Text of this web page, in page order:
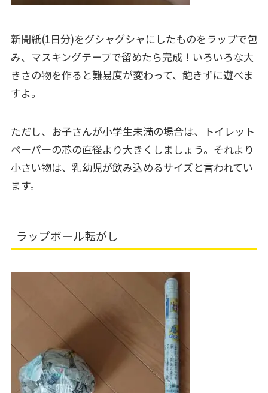
新聞紙(1日分)をグシャグシャにしたものをラップで包
み、マスキングテープで留めたら完成！いろいろな大
きさの物を作ると難易度が変わって、飽きずに遊べま
すよ。
ただし、お子さんが小学生未満の場合は、トイレット
ペーパーの芯の直径より大きくしましょう。それより
小さい物は、乳幼児が飲み込めるサイズと言われてい
ます。
ラップボール転がし